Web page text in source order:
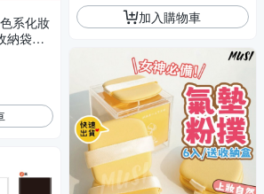
系化妝
袋【N
加入購物車